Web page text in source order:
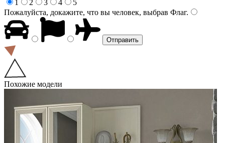
1
2 3 4
5
Пожалуйста, докажите, что вы человек, выбрав Флаг.
Похожие модели